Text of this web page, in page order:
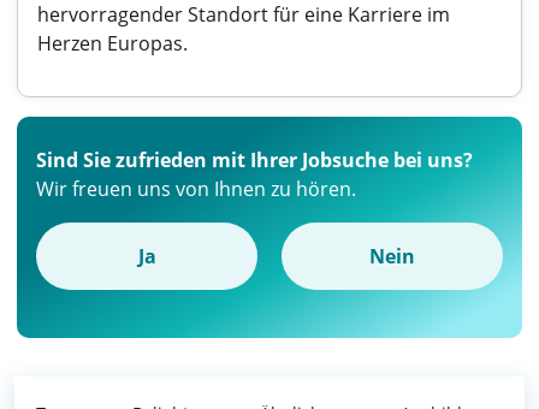
hervorragender Standort für eine Karriere im
Herzen Europas.
Sind Sie zufrieden mit Ihrer Jobsuche bei uns?
Wir freuen uns von Ihnen zu hören.
Ja Nein